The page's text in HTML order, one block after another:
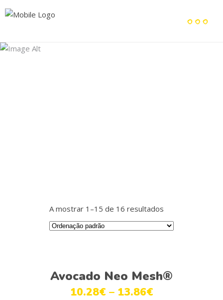
A mostrar 1–15 de 16 resultados
Ver opções
Avocado Neo Mesh®
10.28€ – 13.86€